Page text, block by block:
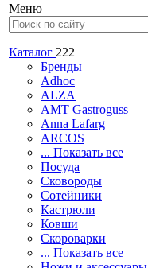
Меню
Каталог 222
Бренды
Adhoc
ALZA
AMT Gastroguss
Anna Lafarg
ARCOS
... Показать все
Посуда
Сковороды
Сотейники
Кастрюли
Ковши
Скороварки
... Показать все